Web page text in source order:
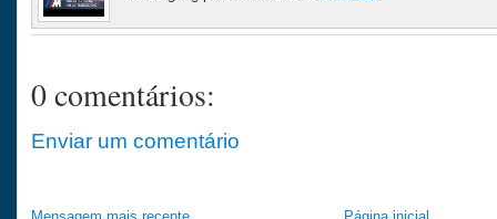
0 comentários:
Enviar um comentário